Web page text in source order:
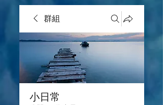
群組
小日常